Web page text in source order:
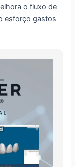
o fluxo de
esforço gastos